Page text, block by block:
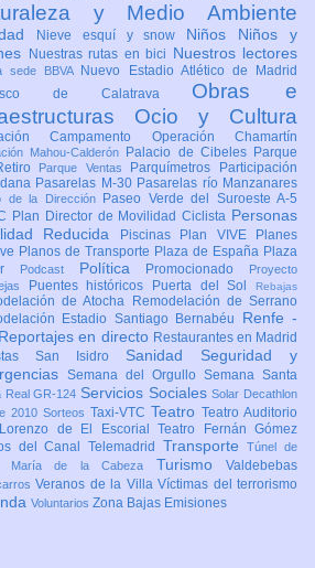
y Medio Ambiente
Nieve esquí y snow Niños Niños y
Nuestras rutas en bici Nuestros lectores
sede BBVA
Nuevo Estadio Atlético de Madrid
de Calatrava Obras e
Ocio y Cultura
Campamento Operación Chamartín
Mahou-Calderón Palacio de Cibeles Parque
Parque Ventas Parquímetros
Participación
Pasarelas M-30 Pasarelas río Manzanares
de la Dirección
Paseo Verde del Suroeste A-5
Plan Director de Movilidad Ciclista Personas
Reducida
Piscinas Plan VIVE
Planes
Planos de Transporte Plaza de España Plaza
Podcast Política Promocionado
Proyecto
Puentes históricos Puerta del Sol Rebajas
de Atocha
Remodelación de Serrano
Estadio Santiago Bernabéu Renfe -
Reportajes en directo Restaurantes en Madrid
San Isidro Sanidad Seguridad y
Semana del Orgullo Semana Santa
Real GR-124 Servicios SocialesSolar Decathlon
2010 Sorteos Taxi-VTC Teatro Teatro Auditorio
de El EscorialTeatro Fernán Gómez
del Canal Telemadrid TransporteTúnel de
María de la Cabeza Turismo Valdebebas
Veranos de la VillaVíctimas del terrorismo
Voluntarios Zona Bajas Emisiones